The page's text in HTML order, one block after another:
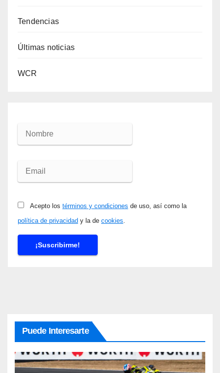
Tendencias
Últimas noticias
WCR
Acepto los términos y condiciones de uso, así como la
política de privacidad y la de cookies.
Puede Interesarte